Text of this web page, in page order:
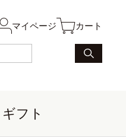
マイページ カート
ギフト